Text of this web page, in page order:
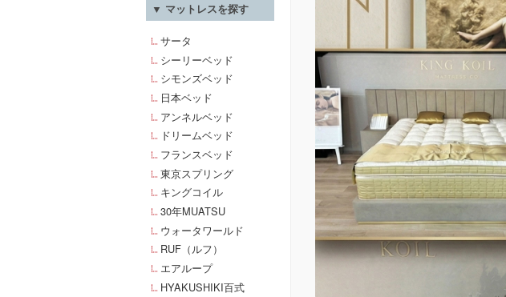
▼ マットレスを探す
サータ
シーリーベッド
シモンズベッド
日本ベッド
アンネルベッド
ドリームベッド
フランスベッド
東京スプリング
キングコイル
30年MUATSU
ウォータワールド
RUF（ルフ）
エアループ
HYAKUSHIKI百式